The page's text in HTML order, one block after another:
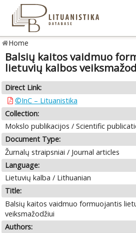
Home
Balsių kaitos vaidmuo
lietuvių kalbos
Direct Link:
©InC – Lituanistika
Collection:
Mokslo publikacijos / Scientific
Document Type:
Žurnalų straipsniai / Journal articles
Language:
Lietuvių kalba / Lithuanian
Title:
Balsių kaitos vaidmuo formuojantis
veiksmažodžiui
Authors: